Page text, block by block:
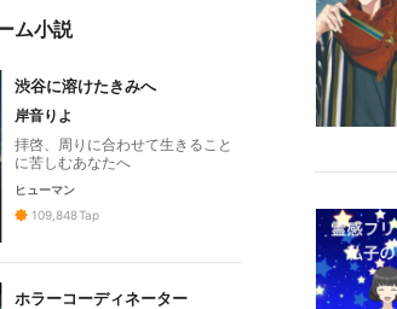
ム小説
渋谷に溶けたきみへ
岸音りよ
拝啓、周りに合わせて生きること
に苦しむあなたへ
ヒューマン
109,848Tap
ホラーコーディネーター